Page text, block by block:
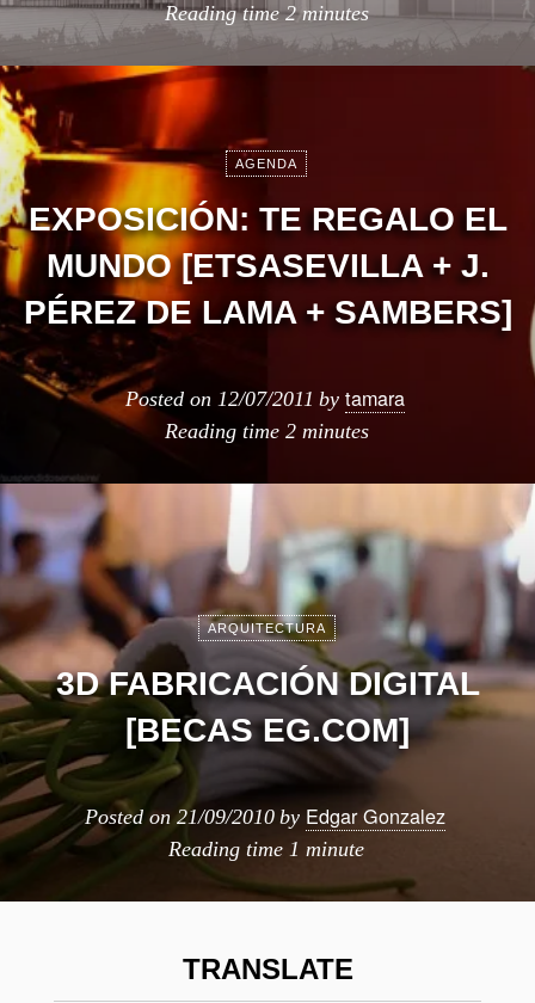
Reading time2 minutes
AGENDA
EXPOSICIÓN: TE REGALO EL
MUNDO [ETSASEVILLA + J.
PÉREZ DE LAMA + SAMBERS]
Posted on 12/07/2011 by tamara
Reading time 2 minutes
ARQUITECTURA
3D FABRICACIÓN DIGITAL
[BECAS EG.COM]
Posted on 21/09/2010 by Edgar Gonzalez
Reading time 1 minute
TRANSLATE